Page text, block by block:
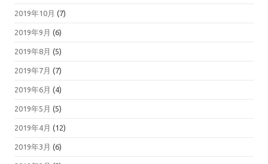
2019年10月 (7)
2019年9月 (6)
2019年8月 (5)
2019年7月 (7)
2019年6月 (4)
2019年5月 (5)
2019年4月 (12)
2019年3月 (6)